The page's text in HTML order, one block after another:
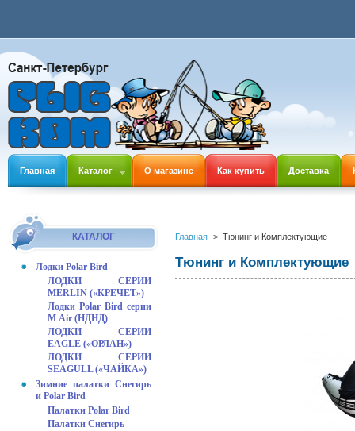
Главная Каталог О магазине Как купить Доставка
КАТАЛОГ
Лодки Polar Bird
ЛОДКИ СЕРИИ
MERLIN («КРЕЧЕТ»)
Лодки Polar Bird серии
М Air (НДНД)
ЛОДКИ СЕРИИ
EAGLE («ОРЛАН»)
ЛОДКИ СЕРИИ
SEAGULL («ЧАЙКА»)
Зимние палатки Снегирь
и Polar Bird
Палатки Polar Bird
Палатки Снегирь
Главная > Тюнинг и Комплектующие
Тюнинг и Комплектующие